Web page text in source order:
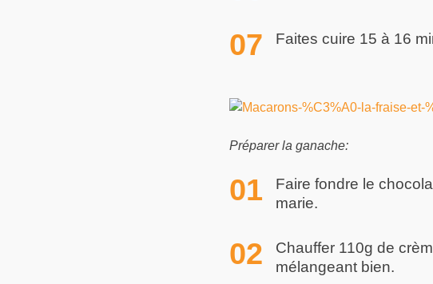
Faites cuire 15 à 16
Préparer la ganache:
Faire fondre le
marie.
Chauffer 110g de
mélangeant bien.